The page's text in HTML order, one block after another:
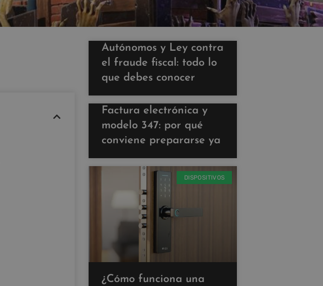
Autónomos y Ley contra
el fraude fiscal: todo lo
que debes conocer
Factura electrónica y
modelo 347: por qué
conviene prepararse ya
DISPOSITIVOS
¿Cómo funciona una